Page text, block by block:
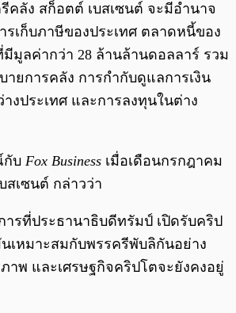
คลัง สก็อตต์ เบสเซนต์ จะมีอำนาจ
รเก็บภาษีของประเทศ ตลาดหนี้ของ
มีมูลค่ากว่า 28 ล้านล้านดอลลาร์ รวม
ายการคลัง การกำกับดูแลการเงิน
งประเทศ และการลงทุนในต่าง
กับ Fox Business เมื่อเดือนกรกฎาคม
สเซนต์ กล่าวว่า
ารที่ประธานาธิบดีทรัมป์ เปิดรับคริป
เหมาะสมกับพรรครีพับลิกันอย่าง
าพ และเศรษฐกิจคริปโตจะยังคงอยู่